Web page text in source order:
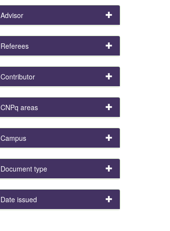
Advisor
Referees
Contributor
CNPq areas
Campus
Document type
Date issued